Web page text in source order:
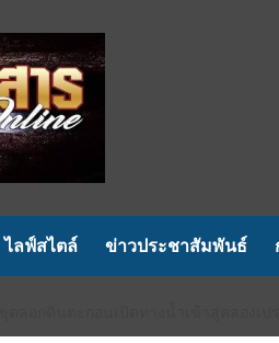
ไลฟ์สไตล์ ข่าวประชาสัมพันธ์